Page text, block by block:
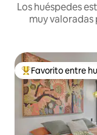
Los huéspedes
muy
Favorito entre
Favorito entre